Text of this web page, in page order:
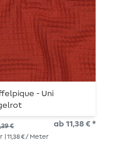
- Uni
€ ab 11,38 € *
| 11,38 € / Meter